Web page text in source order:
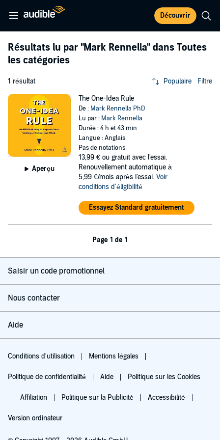
Découvrir
Résultats lu par "Mark Rennella" dans Toutes
les catégories
1 résultat Populaire Filtre
Aperçu
The One-Idea Rule
De : Mark Rennella PhD
Lu par : Mark Rennella
Durée : 4 h et 43 min
Langue : Anglais
Pas de notations
13,99 € ou gratuit avec l'essai.
Renouvellement automatique à
5,99 €/mois après l'essai. Voir
conditions d'éligibilité
Essayez Standard gratuitement
Page 1 de 1
Saisir un code promotionnel
Nous contacter
Aide
Conditions d'utilisation Mentions légales
Politique de confidentialité Aide Politique sur les Cookies
Affiliation Politique sur la Publicité Accessibilité
Version ordinateur